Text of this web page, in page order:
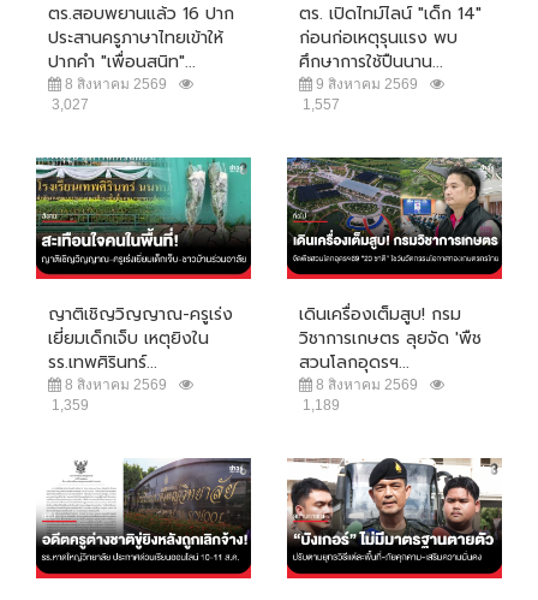
ตร.สอบพยานแล้ว 16 ปาก
ประสานครูภาษาไทยเข้าให้
ปากคำ "เพื่อนสนิท"...
8 สิงหาคม 2569
3,027
ตร. เปิดไทม์ไลน์ "เด็ก 14"
ก่อนก่อเหตุรุนแรง พบ
ศึกษาการใช้ปืนนาน...
9 สิงหาคม 2569
1,557
ญาติเชิญวิญญาณ-ครูเร่ง
เยี่ยมเด็กเจ็บ เหตุยิงใน
รร.เทพศิรินทร์...
8 สิงหาคม 2569
1,359
เดินเครื่องเต็มสูบ! กรม
วิชาการเกษตร ลุยจัด 'พืช
สวนโลกอุดรฯ...
8 สิงหาคม 2569
1,189